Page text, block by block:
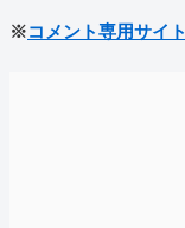
※コメント専用サイト